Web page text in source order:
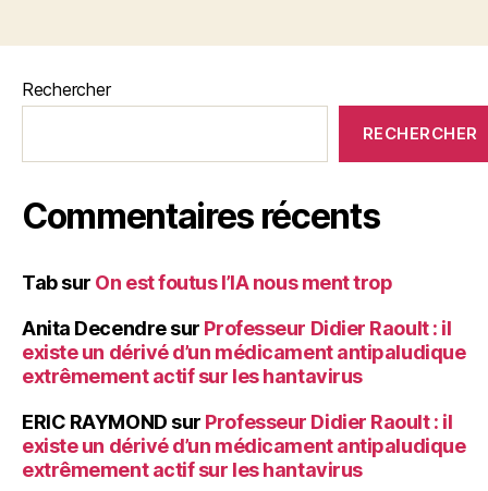
Rechercher
RECHERCHER
Commentaires récents
Tabsur On est foutus l’IA nous ment trop
Anita Decendresur Professeur Didier Raoult : il
existe un dérivé d’un médicament antipaludique
extrêmement actif sur les hantavirus
ERIC RAYMOND sur Professeur Didier Raoult : il
existe un dérivé d’un médicament antipaludique
extrêmement actif sur les hantavirus